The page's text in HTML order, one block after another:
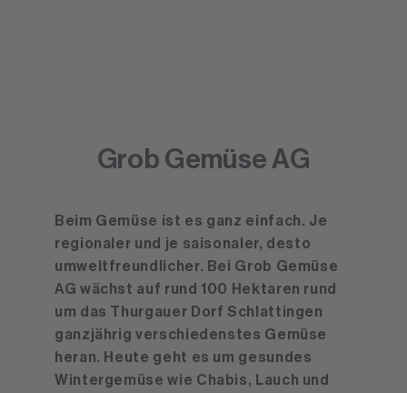
Grob Gemüse AG
Beim Gemüse ist es ganz einfach. Je
regionaler und je saisonaler, desto
umweltfreundlicher. Bei Grob Gemüse
AG wächst auf rund 100 Hektaren rund
um das Thurgauer Dorf Schlattingen
ganzjährig verschiedenstes Gemüse
heran. Heute geht es um gesundes
Wintergemüse wie Chabis, Lauch und